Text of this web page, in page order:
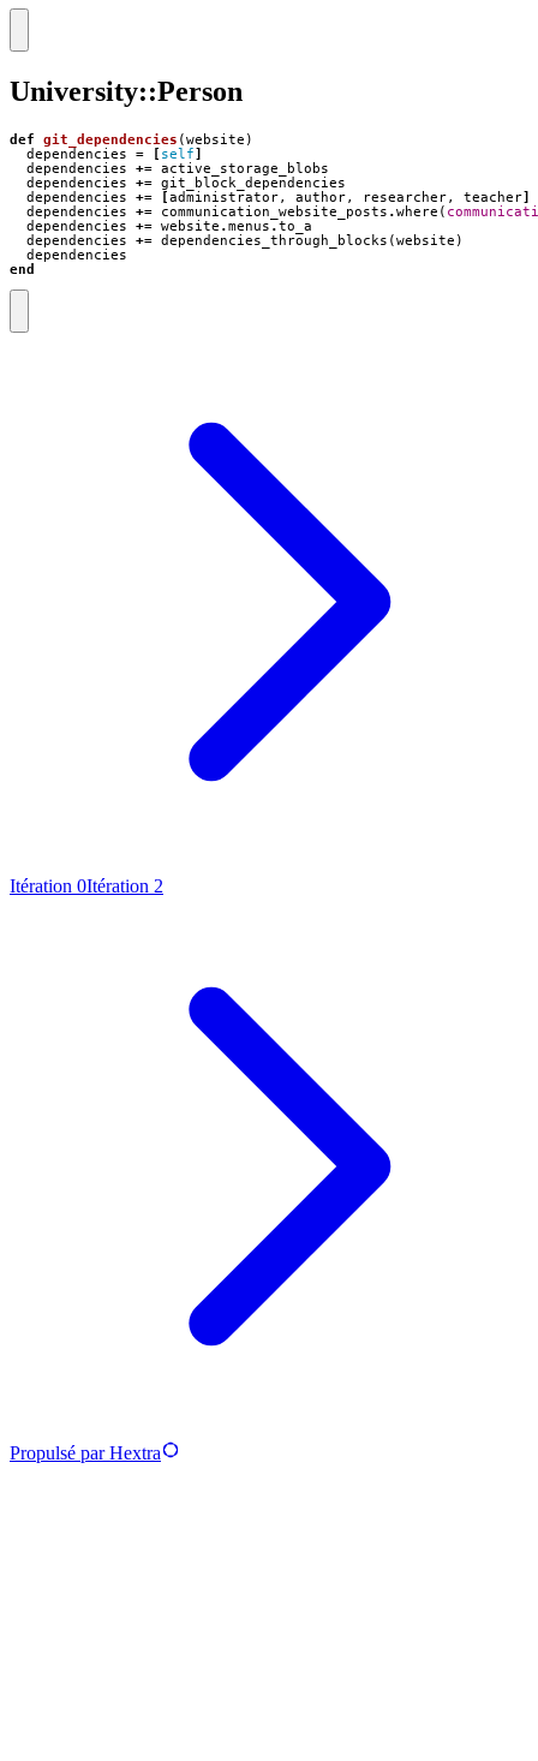
University::Person
def git_dependencies (website )
dependencies
= [ self]
dependencies
+= active_storage_blobs
dependencies
+= git_block_dependencies
dependencies
+= [administrator, author, researcher, teacher]
dependencies
+= communication_website_posts .where (
dependencies
+= website .menus .to_a
dependencies
+= dependencies_through_blocks (website )
dependencies
end
Itération 0Itération 2
Propulsé par Hextra